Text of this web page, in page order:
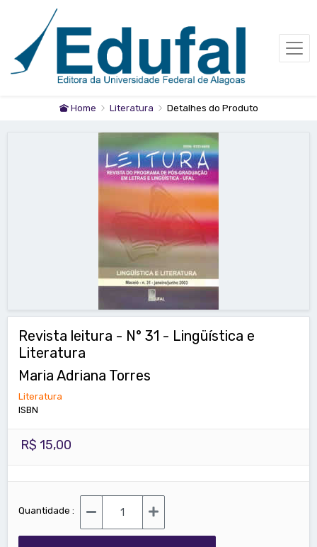
Home Literatura Detalhes do Produto
Revista leitura - N° 31 - Lingüística e
Literatura
Maria Adriana Torres
Literatura
ISBN
R$ 15,00
Quantidade :